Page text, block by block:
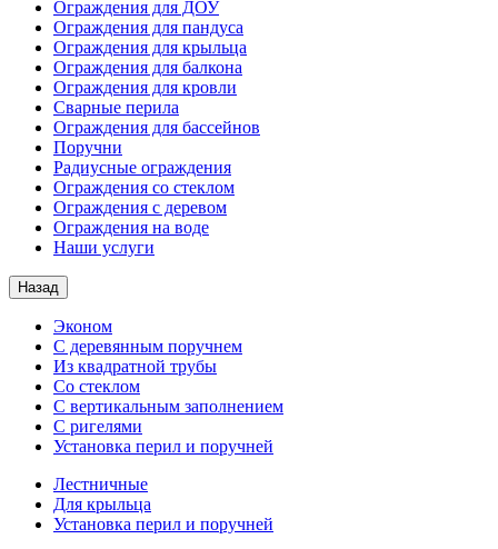
Ограждения для ДОУ
Ограждения для пандуса
Ограждения для крыльца
Ограждения для балкона
Ограждения для кровли
Сварные перила
Ограждения для бассейнов
Поручни
Радиусные ограждения
Ограждения со стеклом
Ограждения с деревом
Ограждения на воде
Наши услуги
Назад
Эконом
С деревянным поручнем
Из квадратной трубы
Со стеклом
С вертикальным заполнением
С ригелями
Установка перил и поручней
Лестничные
Для крыльца
Установка перил и поручней